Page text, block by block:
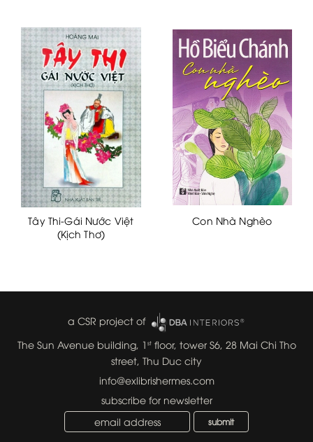
Tây Thi-Gái Nước Việt
(Kịch Thơ)
Con Nhà Nghèo
a CSR project of
The Sun Avenue building, 1 stfloor, tower S6, 28 Mai Chi Tho
street, Thu Duc city
info@exlibrishermes.com
subscribe for newsletter
submit